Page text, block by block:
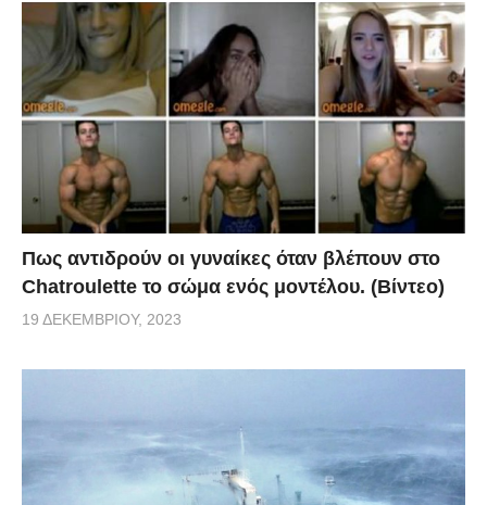
Πως αντιδρούν οι γυναίκες όταν βλέπουν στο
Chatroulette το σώμα ενός μοντέλου. (Βίντεο)
19 ΔΕΚΕΜΒΡΊΟΥ, 2023